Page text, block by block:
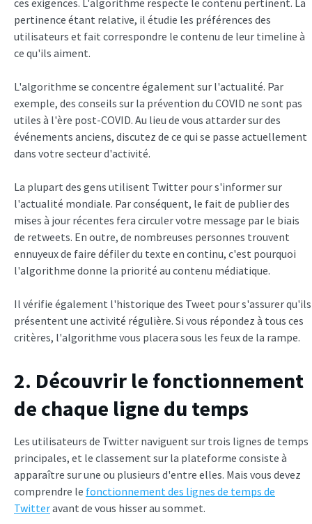
pertinence étant relative, il étudie les préférences des
utilisateurs et fait correspondre le contenu de leur timeline à
ce qu'ils aiment.
L'algorithme se concentre également sur l'actualité. Par
exemple, des conseils sur la prévention du COVID ne sont pas
utiles à l'ère post-COVID. Au lieu de vous attarder sur des
événements anciens, discutez de ce qui se passe actuellement
dans votre secteur d'activité.
La plupart des gens utilisent Twitter pour s'informer sur
l'actualité mondiale. Par conséquent, le fait de publier des
mises à jour récentes fera circuler votre message par le biais
de retweets. En outre, de nombreuses personnes trouvent
ennuyeux de faire défiler du texte en continu, c'est pourquoi
l'algorithme donne la priorité au contenu médiatique.
Il vérifie également l'historique des Tweet pour s'assurer qu'ils
présentent une activité régulière. Si vous répondez à tous ces
critères, l'algorithme vous placera sous les feux de la rampe.
2. Découvrir le fonctionnement
de chaque ligne du temps
Les utilisateurs de Twitter naviguent sur trois lignes de temps
principales, et le classement sur la plateforme consiste à
apparaître sur une ou plusieurs d'entre elles. Mais vous devez
comprendre le fonctionnement des lignes de temps de
Twitteravant de vous hisser au sommet.